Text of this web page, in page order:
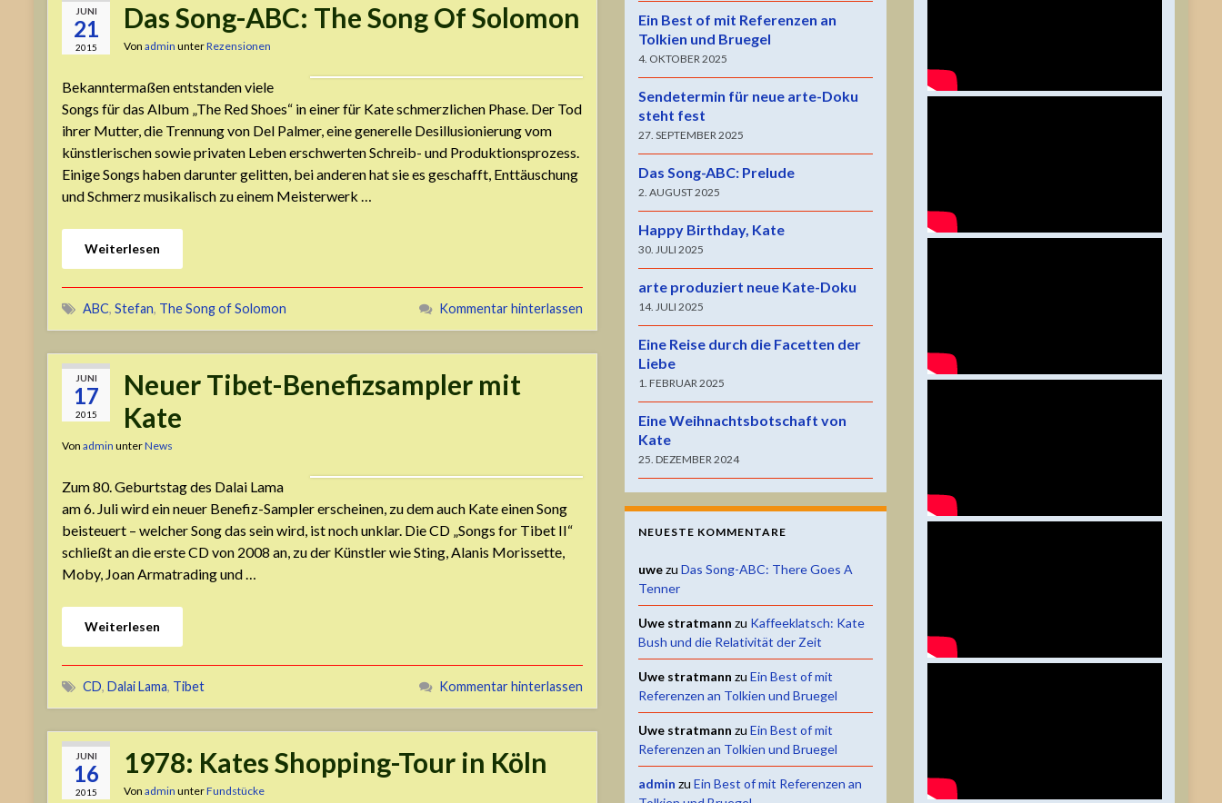
JUNI
21
2015
Das Song-ABC: The Song Of Solomon
Von admin unterRezensionen
Bekanntermaßen entstanden viele
Songs für das Album „The Red Shoes“ in einer für Kate schmerzlichen Phase. Der Tod
ihrer Mutter, die Trennung von Del Palmer, eine generelle Desillusionierung vom
künstlerischen sowie privaten Leben erschwerten Schreib- und Produktionsprozess.
Einige Songs haben darunter gelitten, bei anderen hat sie es geschafft, Enttäuschung
und Schmerz musikalisch zu einem Meisterwerk …
Weiterlesen
ABC, Stefan, The Song of Solomon Kommentar hinterlassen
JUNI
17
2015
Neuer Tibet-Benefizsampler mit
Kate
Von admin unterNews
Zum 80. Geburtstag des Dalai Lama
am 6. Juli wird ein neuer Benefiz-Sampler erscheinen, zu dem auch Kate einen Song
beisteuert – welcher Song das sein wird, ist noch unklar. Die CD „Songs for Tibet II“
schließt an die erste CD von 2008 an, zu der Künstler wie Sting, Alanis Morissette,
Moby, Joan Armatrading und …
Weiterlesen
CD, Dalai Lama, Tibet Kommentar hinterlassen
JUNI
16
2015
1978: Kates Shopping-Tour in Köln
Von admin unterFundstücke
Ein Best of mit Referenzen an
Tolkien und Bruegel
4. OKTOBER 2025
Sendetermin für neue arte-Doku
steht fest
27. SEPTEMBER 2025
Das Song-ABC: Prelude
2. AUGUST 2025
Happy Birthday, Kate
30. JULI 2025
arte produziert neue Kate-Doku
14. JULI 2025
Eine Reise durch die Facetten der
Liebe
1. FEBRUAR 2025
Eine Weihnachtsbotschaft von
Kate
25. DEZEMBER 2024
NEUESTE KOMMENTARE
uwezu Das Song-ABC: There Goes A
Tenner
Uwe stratmann zu Kaffeeklatsch: Kate
Bush und die Relativität der Zeit
Uwe stratmann zu Ein Best of mit
Referenzen an Tolkien und Bruegel
Uwe stratmann zu Ein Best of mit
Referenzen an Tolkien und Bruegel
admin zu Ein Best of mit Referenzen an